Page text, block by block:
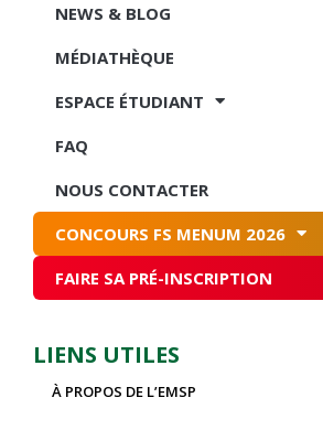
NEWS & BLOG
MÉDIATHÈQUE
ESPACE ÉTUDIANT
FAQ
NOUS CONTACTER
CONCOURS FS MENUM 2026
FAIRE SA PRÉ-INSCRIPTION
LIENS UTILES
À PROPOS DE L’EMSP